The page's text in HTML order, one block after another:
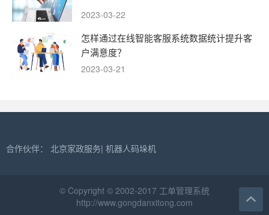
2023-03-22
怎样通过在线智能客服系统数据统计提升客
户满意度？
2023-03-21
合作伙伴： 北京家政服务| 机器人码垛机
© Copyright © 2002-2017 工单管理系统
http://www.gongdanxitong.com